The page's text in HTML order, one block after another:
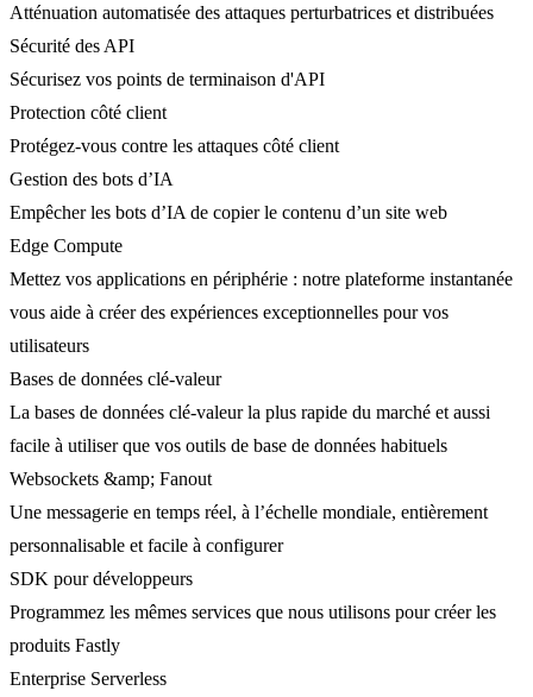
Atténuation automatisée des attaques perturbatrices et distribuées
Sécurité des API
Sécurisez vos points de terminaison d'API
Protection côté client
Protégez-vous contre les attaques côté client
Gestion des bots d’IA
Empêcher les bots d’IA de copier le contenu d’un site web
Edge Compute
Mettez vos applications en périphérie : notre plateforme instantanée
vous aide à créer des expériences exceptionnelles pour vos
utilisateurs
Bases de données clé-valeur
La bases de données clé-valeur la plus rapide du marché et aussi
facile à utiliser que vos outils de base de données habituels
Websockets &amp; Fanout
Une messagerie en temps réel, à l’échelle mondiale, entièrement
personnalisable et facile à configurer
SDK pour développeurs
Programmez les mêmes services que nous utilisons pour créer les
produits Fastly
Enterprise Serverless